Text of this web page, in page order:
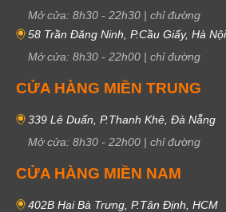
Mở cửa: 8h30 - 22h30 | chỉ đường
58 Trần Đăng Ninh, P.Cầu Giấy, Hà Nội
Mở cửa: 8h30 - 22h00 | chỉ đường
CỬA HÀNG MIỀN TRUNG
339 Lê Duẩn, P.Thanh Khê, Đà Nẵng
Mở cửa: 8h30 - 22h00 | chỉ đường
CỬA HÀNG MIỀN NAM
402B Hai Bà Trưng, P.Tân Định, HCM